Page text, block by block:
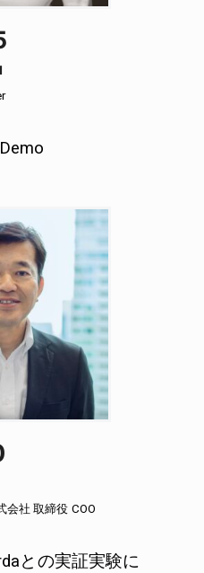
会社 取締役 COO
との実証実験に